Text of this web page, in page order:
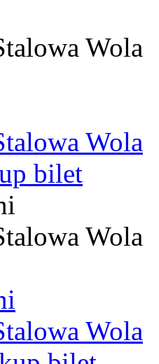
Wola
Wola
bilet
Wola
Wola